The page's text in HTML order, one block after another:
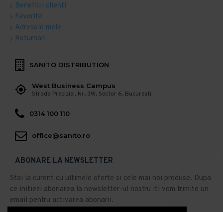
Beneficii clienti
Favorite
Adresele mele
Returnari
SANITO DISTRIBUTION
West Business Campus
Strada Preciziei, Nr, 3W, Sector 6, Bucuresti
0314 100 110
office@sanito.ro
ABONARE LA NEWSLETTER
Stai la curent cu ultimele oferte si cele mai noi produse. Dupa
ce initiezi abonarea la newsletter-ul nostru iti vom trimite un
email pentru activarea abonarii.